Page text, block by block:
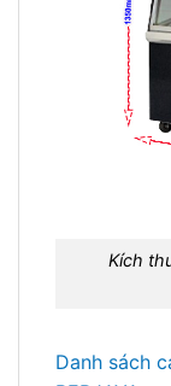
Kích
Danh sách